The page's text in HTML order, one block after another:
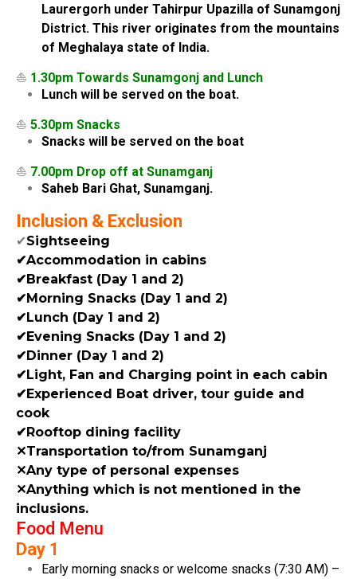
Laurergorh under Tahirpur Upazilla of Sunamgonj
District. This river originates from the mountains
of Meghalaya state of India.
⛵ 1.30pm Towards Sunamgonj and Lunch
Lunch will be served on the boat.
⛵ 5.30pm Snacks
Snacks will be served on the boat
⛵ 7.00pm Drop off at Sunamganj
Saheb Bari Ghat, Sunamganj.
Inclusion & Exclusion
✔Sightseeing
✔Accommodation in cabins
✔Breakfast (Day 1 and 2)
✔Morning Snacks (Day 1 and 2)
✔Lunch (Day 1 and 2)
✔Evening Snacks (Day 1 and 2)
✔Dinner (Day 1 and 2)
✔Light, Fan and Charging point in each cabin
✔Experienced Boat driver, tour guide and
cook
✔Rooftop dining facility
✕Transportation to/from Sunamganj
✕Any type of personal expenses
✕Anything which is not mentioned in the
inclusions.
Food Menu
Day 1
Early morning snacks or welcome snacks (7:30 AM) –